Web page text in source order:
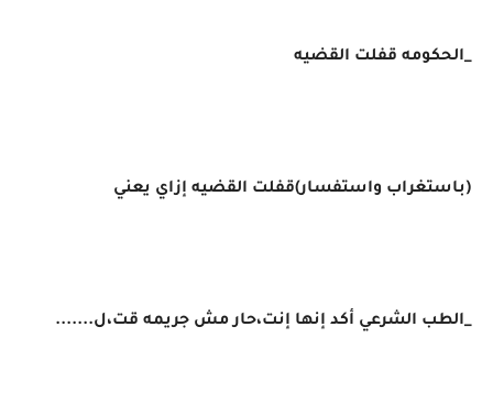
_الحكومه قفلت القضيه
(باستغراب واستفسار)قفلت القضيه إزاي يعني
_الطب الشرعي أكد إنها إنت،حار مش جريمه قت،ل.......